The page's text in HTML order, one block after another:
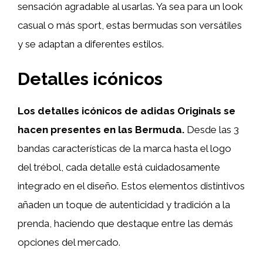
sensación agradable al usarlas. Ya sea para un look
casual o más sport, estas bermudas son versátiles
y se adaptan a diferentes estilos.
Detalles icónicos
Los detalles icónicos de adidas Originals se
hacen presentes en las Bermuda. Desde las 3
bandas características de la marca hasta el logo
del trébol, cada detalle está cuidadosamente
integrado en el diseño. Estos elementos distintivos
añaden un toque de autenticidad y tradición a la
prenda, haciendo que destaque entre las demás
opciones del mercado.